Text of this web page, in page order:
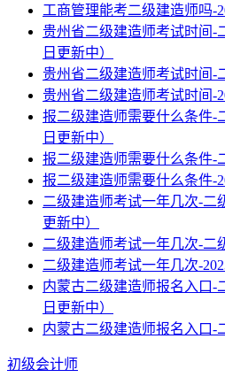
工商管理能考二级建造师吗-
贵州省二级建造师考试时间-
日更新中）
贵州省二级建造师考试时间-
贵州省二级建造师考试时间-
报二级建造师需要什么条件-
日更新中）
报二级建造师需要什么条件-
报二级建造师需要什么条件-
二级建造师考试一年几次-二
更新中）
二级建造师考试一年几次-二
二级建造师考试一年几次-
内蒙古二级建造师报名入口-
日更新中）
内蒙古二级建造师报名入口-
初级会计师